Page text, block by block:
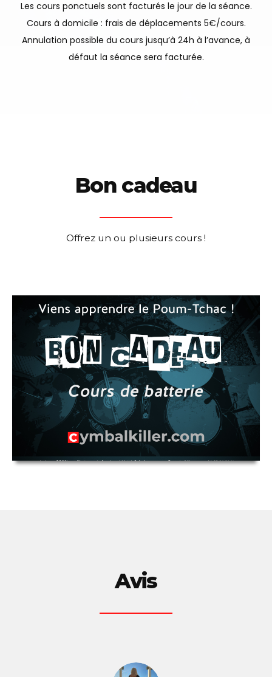
Les cours ponctuels sont facturés le jour de la séance.
Cours à domicile : frais de déplacements 5€/cours.
Annulation possible du cours jusqu’à 24h à l’avance, à
défaut la séance sera facturée.
Bon cadeau
Offrez un ou plusieurs cours !
Avis